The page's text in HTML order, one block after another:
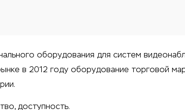
оборудования для систем
в 2012 году оборудование торговой
доступность.